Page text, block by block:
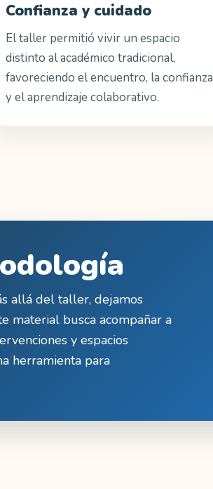
Confianza y cuidado
El taller permitió vivir un espacio
distinto al académico tradicional,
favoreciendo el encuentro, la confianza
y el aprendizaje colaborativo.
allá del taller, dejamos
material busca acompañar a
y espacios
herramienta para